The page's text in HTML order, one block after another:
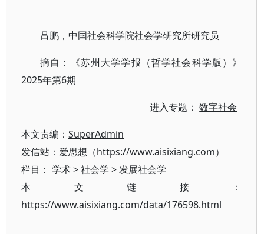
吕鹏，中国社会科学院社会学研究所研究员
摘自：《苏州大学学报（哲学社会科学版）》
2025年第6期
进入专题：数字社会
本文责编： SuperAdmin
发信站：爱思想（https://www.aisixiang.com）
栏目： 学术>社会学 >发展社会学
本文链接：
https://www.aisixiang.com/data/176598.html